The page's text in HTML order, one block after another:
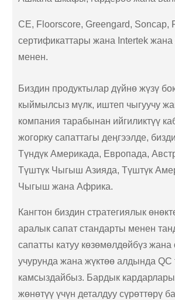
CE, Floorscore, Greengard, Soncap,
сертификаттары жана Intertek жана
менен.
Биздин продуктылар дүйнө жүзү
кыймылсыз мүлк, иштеп чыгуучу
компания тарабынан ийгиликтүү
жогорку сапаттагы деңгээлде,
Түндүк Америкада, Европада,
Түштүк Чыгыш Азияда, Түштүк
Чыгыш жана Африка.
Кангтон биздин стратегиялык
аралык сапат стандарты менен
сапатты катуу көзөмөлдөйбүз
учурунда жана жүктөө алдында QC
камсыздайбыз. Бардык
жөнөтүү үчүн деталдуу сүрөттөрү